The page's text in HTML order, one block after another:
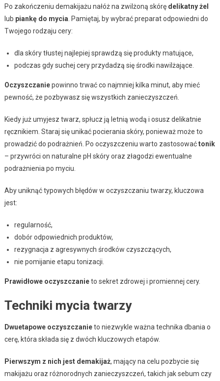
Po zakończeniu demakijażu nałóż na zwilżoną skórę delikatny żel
lub piankę do mycia . Pamiętaj, by wybrać preparat odpowiedni do
Twojego rodzaju cery:
dla skóry tłustej najlepiej sprawdzą się produkty matujące,
podczas gdy suchej cery przydadzą się środki nawilżające.
Oczyszczaniepowinno trwać co najmniej kilka minut, aby mieć
pewność, że pozbywasz się wszystkich zanieczyszczeń.
Kiedy już umyjesz twarz, spłucz ją letnią wodą i osusz delikatnie
ręcznikiem. Staraj się unikać pocierania skóry, ponieważ może to
prowadzić do podrażnień. Po oczyszczeniu warto zastosowaćtonik
– przywróci on naturalne pH skóry oraz złagodzi ewentualne
podrażnienia po myciu.
Aby uniknąć typowych błędów w oczyszczaniu twarzy, kluczowa
jest:
regularność,
dobór odpowiednich produktów,
rezygnacja z agresywnych środków czyszczących,
nie pomijanie etapu tonizacji.
Prawidłowe oczyszczanieto sekret zdrowej i promiennej cery.
Techniki mycia twarzy
Dwuetapowe oczyszczanieto niezwykle ważna technika dbania o
cerę, która składa się z dwóch kluczowych etapów.
Pierwszym z nich jest demakijaż, mający na celu pozbycie się
makijażu oraz różnorodnych zanieczyszczeń, takich jak sebum czy